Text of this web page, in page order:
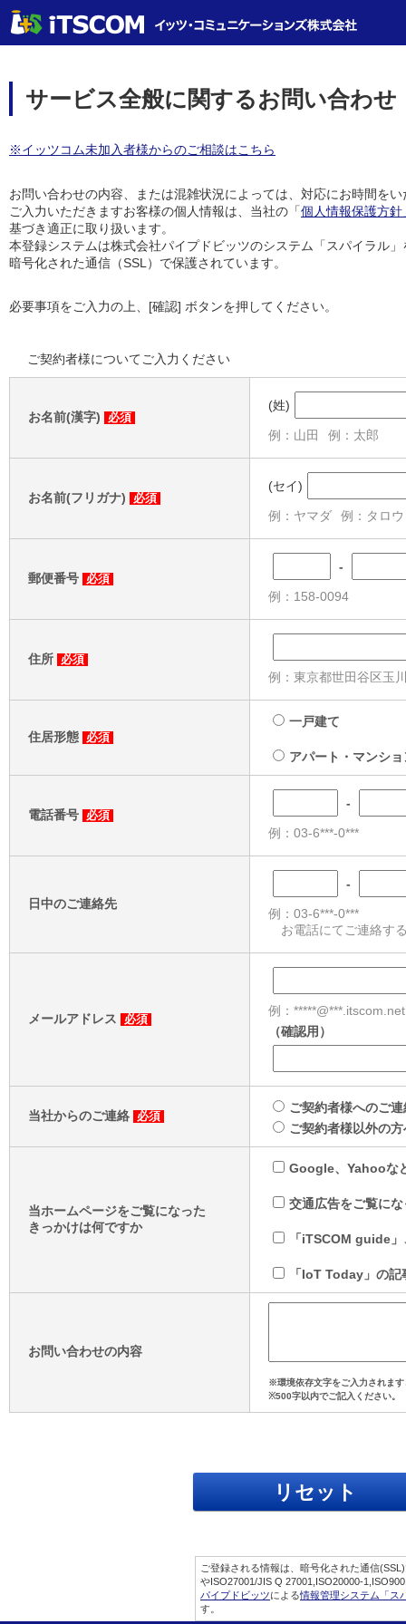
サービス全般に関するお問い合わせ
※イッツコム未加入者様からのご相談はこちら
お問い合わせの内容、または混雑状況によっては、対応にお時間を
ご入力いただきますお客様の個人情報は、当社の「個人情報保護方
基づき適正に取り扱います。
本登録システムは株式会社パイプドビッツのシステム「スパイラル
暗号化された通信（SSL）で保護されています。
必要事項をご入力の上、[確認] ボタンを押してください。
ご契約者様についてご入力ください
お名前(漢字) 必須
(姓)
例：山田 例：太郎
お名前(フリガナ) 必須
(セイ)
例：ヤマダ 例：タロウ
郵便番号 必須
-
例：158-0094
住所 必須
例：東京都世田谷区玉
住居形態 必須
一戸建て
アパート・マンシ
電話番号 必須
-
例：03-6***-0***
日中のご連絡先
-
例：03-6***-0***
お電話にてご連絡す
メールアドレス 必須
例：*****@***.itscom.net
（確認用）
当社からのご連絡 必須
ご契約者様へのご
ご契約者様以外の
当ホームページをご覧になった
きっかけは何ですか
Google、Yahooな
交通広告をご覧にな
「iTSCOM guide
「IoT Today」の記
お問い合わせの内容
※環境依存文字をご入力されま
※500字以内でご記入ください。
ご登録される情報は、暗号化された通信
やISO27001/JIS Q 27001,ISO20000-
パイプドビッツによる情報管理システム「ス
す。